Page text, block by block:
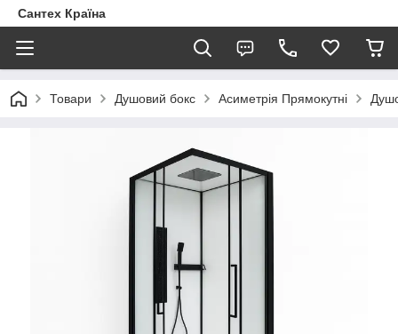
Сантех Країна
Товари Душовий бокс Асиметрія Прямокутні